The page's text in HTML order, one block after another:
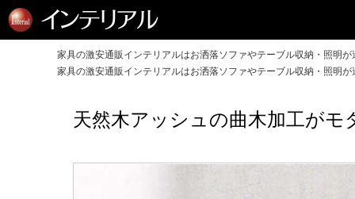
家具の激安通販インテリアルはお洒落ソファやテーブル収納・照明が
家具の激安通販インテリアルはお洒落ソファやテーブル収納・照明が
天然木アッシュの曲木加工が